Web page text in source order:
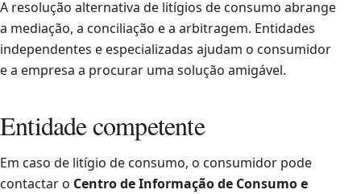
A resolução alternativa de litígios de consumo abrange
a mediação, a conciliação e a arbitragem. Entidades
independentes e especializadas ajudam o consumidor
e a empresa a procurar uma solução amigável.
Entidade competente
Em caso de litígio de consumo, o consumidor pode
contactar o Centro de Informação de Consumo e